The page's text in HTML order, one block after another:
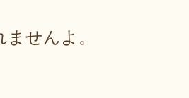
せんよ。